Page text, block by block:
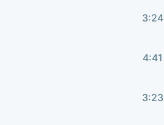
3:24
4:41
3:23